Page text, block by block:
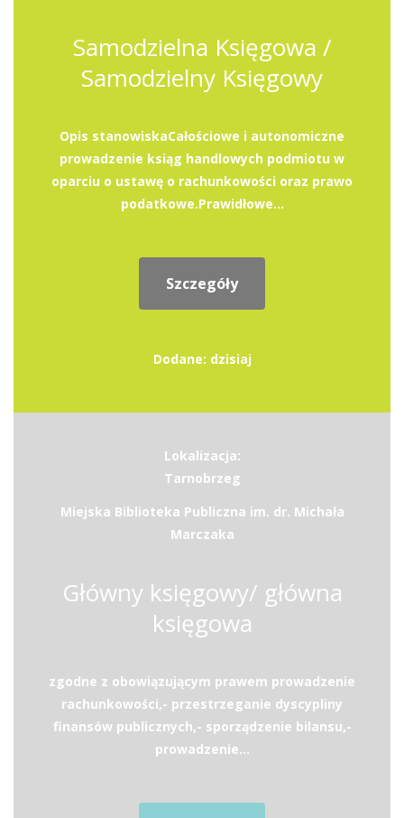
Samodzielna Księgowa /
Samodzielny Księgowy
Opis stanowiskaCałościowe i autonomiczne
prowadzenie ksiąg handlowych podmiotu w
oparciu o ustawę o rachunkowości oraz prawo
podatkowe.Prawidłowe...
Szczegóły
Dodane: dzisiaj
Lokalizacja:
Tarnobrzeg
Miejska Biblioteka Publiczna im. dr. Michała
Marczaka
Główny księgowy/ główna
księgowa
zgodne z obowiązującym prawem prowadzenie
rachunkowości,- przestrzeganie dyscypliny
finansów publicznych,- sporządzenie bilansu,-
prowadzenie...